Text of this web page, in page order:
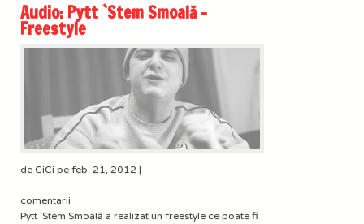
Audio: Pytt `Stem Smoală –
Freestyle
de CiCi pe feb. 21, 2012 |
comentarii
Pytt `Stem Smoală a realizat un freestyle ce poate fi